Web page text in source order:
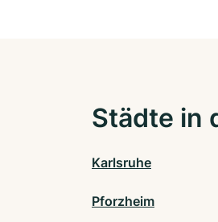
Städte in
Karlsruhe
Pforzheim